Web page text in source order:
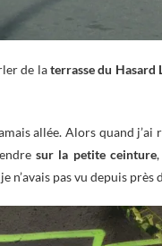
de laterrasse du Hasard
allée. Alors quand
sur la petite ceinture
n’avais pas vu depuis près